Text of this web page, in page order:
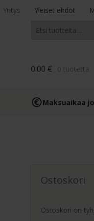
Yritys Yleiset ehdot
Haku
0.00 € 0 tuotetta
Maksuaikaa
Ostoskori
Ostoskori on